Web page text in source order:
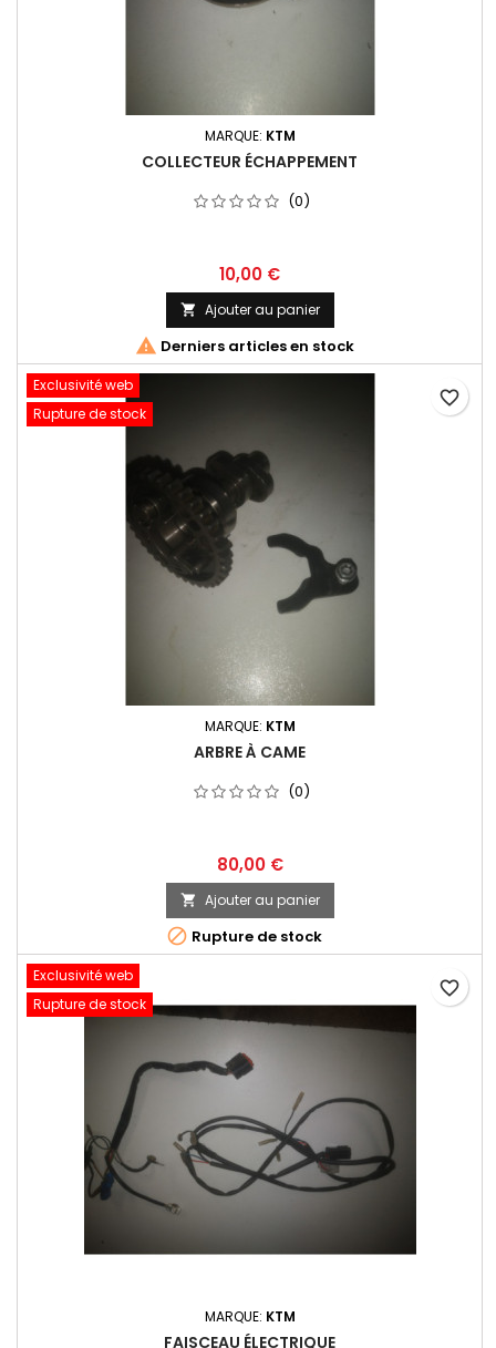
MARQUE: KTM
COLLECTEUR ÉCHAPPEMENT
(0)
10,00 €
 Ajouter au panier
 Derniers articles en stock
Exclusivité web
Rupture de stock
MARQUE: KTM
ARBRE À CAME
(0)
80,00 €
 Ajouter au panier
 Rupture de stock
favorite_border
Exclusivité web
Rupture de stock
MARQUE: KTM
FAISCEAU ÉLECTRIQUE
favorite_border